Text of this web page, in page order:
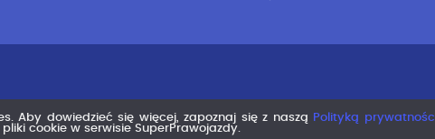
Aby dowiedzieć się więcej, zapoznaj się z naszą Polityką
cookie w serwisie SuperPrawojazdy.